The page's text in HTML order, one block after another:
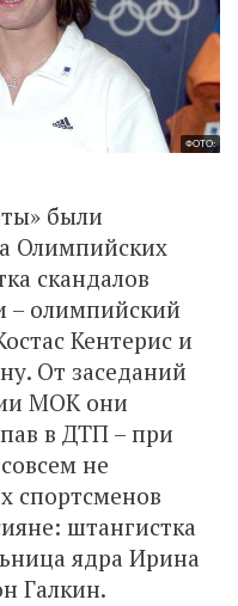
ФОТО:
были
Олимпийских
скандалов
– олимпийский
Кентерис и
От заседаний
МОК они
в ДТП – при
не
спортсменов
штангистка
ядра Ирина
Галкин.